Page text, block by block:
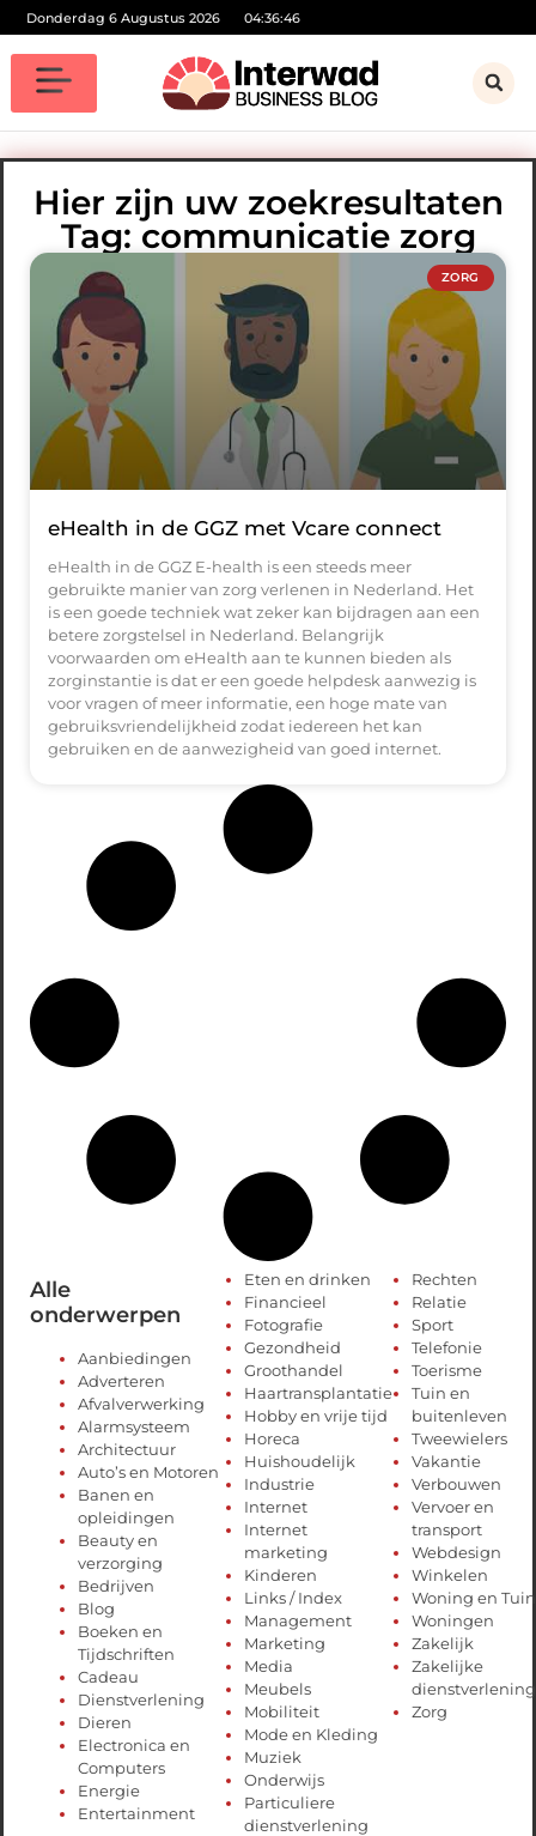
Donderdag 6 Augustus 2026 04:36:47
Hier zijn uw zoekresultaten
Tag: communicatie zorg
ZORG
eHealth in de GGZ met Vcare connect
eHealth in de GGZ E-health is een steeds meer
gebruikte manier van zorg verlenen in Nederland. Het
is een goede techniek wat zeker kan bijdragen aan een
betere zorgstelsel in Nederland. Belangrijk
voorwaarden om eHealth aan te kunnen bieden als
zorginstantie is dat er een goede helpdesk aanwezig is
voor vragen of meer informatie, een hoge mate van
gebruiksvriendelijkheid zodat iedereen het kan
gebruiken en de aanwezigheid van goed internet.
Alle
onderwerpen
Aanbiedingen
Adverteren
Afvalverwerking
Alarmsysteem
Architectuur
Auto’s en Motoren
Banen en
opleidingen
Beauty en
verzorging
Bedrijven
Blog
Boeken en
Tijdschriften
Cadeau
Dienstverlening
Dieren
Electronica en
Computers
Energie
Entertainment
Eten en drinken
Financieel
Fotografie
Gezondheid
Groothandel
Haartransplantatie
Hobby en vrije tijd
Horeca
Huishoudelijk
Industrie
Internet
Internet
marketing
Kinderen
Links / Index
Management
Marketing
Media
Meubels
Mobiliteit
Mode en Kleding
Muziek
Onderwijs
Particuliere
dienstverlening
Rechten
Relatie
Sport
Telefonie
Toerisme
Tuin en
buitenleven
Tweewielers
Vakantie
Verbouwen
Vervoer en
transport
Webdesign
Winkelen
Woning en Tuin
Woningen
Zakelijk
Zakelijke
dienstverlening
Zorg